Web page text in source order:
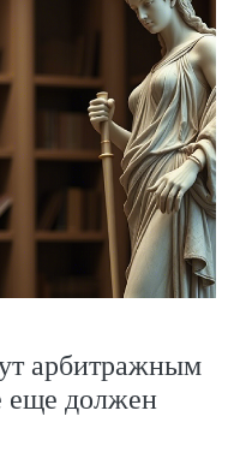
арбитражным
еще должен